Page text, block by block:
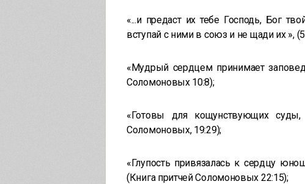
«...и предаст их тебе Господь, Бог
вступай с ними в союз и не щади их »,
«Мудрый сердцем принимает
Соломоновых 10:8);
«Готовы для кощунствующих
Соломоновых, 19:29);
«Глупость привязалась к сердцу
(Книга притчей Соломоновых 22:15);